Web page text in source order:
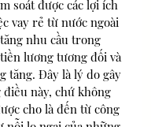
soát được các lợi ích
vay rẻ từ nước ngoài
nhu cầu trong
lương tương đối và
tăng. Đây là lý do gây
này, chứ không
cho là đến từ công